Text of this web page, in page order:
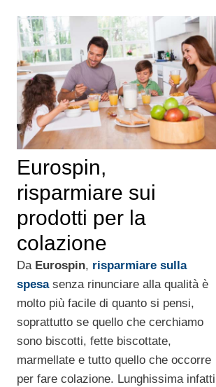
Eurospin,
risparmiare sui
prodotti per la
colazione
Da Eurospin, risparmiare sulla
spesasenza rinunciare alla qualità è
molto più facile di quanto si pensi,
soprattutto se quello che cerchiamo
sono biscotti, fette biscottate,
marmellate e tutto quello che occorre
per fare colazione. Lunghissima infatti